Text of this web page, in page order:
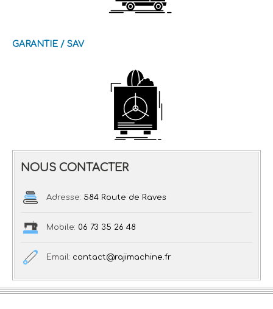
GARANTIE / SAV
NOUS CONTACTER
Adresse: 584 Route de Raves
Mobile: 06 73 35 26 48
Email: contact@rajimachine.fr